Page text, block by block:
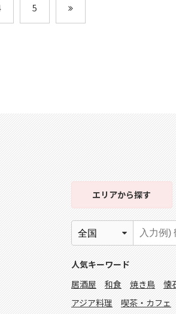
5
エリアから探す
人気キーワード
居酒屋
和食 焼き鳥 懐
アジア料理
喫茶・カフェ